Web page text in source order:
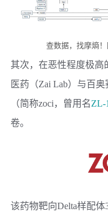
查数据，找摩熵
其次，在恶性程度极高
医药 （Zai Lab）与百奥
（简称zoci，曾用名ZL-
卷。
该药物靶向Delta样配